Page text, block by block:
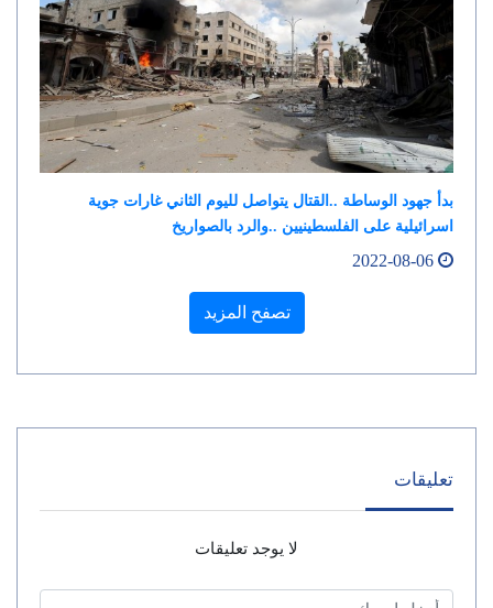
بدأ جهود الوساطة ..القتال يتواصل لليوم الثاني غارات جوية
اسرائيلية على الفلسطينيين ..والرد بالصواريخ
تصفح المزيد
تعليقات
لا يوجد تعليقات